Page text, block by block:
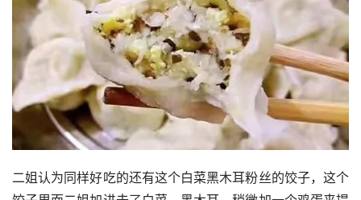
二姐认为同样好吃的还有这个白菜黑木耳粉丝的饺子，这个